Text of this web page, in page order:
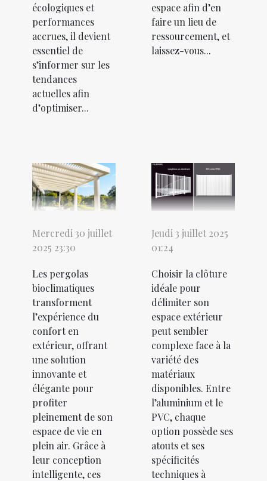
écologiques et
performances
accrues, il devient
essentiel de
s’informer sur les
tendances
actuelles afin
d’optimiser...
espace afin d’en
faire un lieu de
ressourcement, et
laissez-vous...
Mercredi 30 juillet
2025 23:30
Les pergolas
bioclimatiques
transforment
l’expérience du
confort en
extérieur, offrant
une solution
innovante et
élégante pour
profiter
pleinement de son
espace de vie en
plein air. Grâce à
leur conception
intelligente, ces
Jeudi 3 juillet 2025
01:24
Choisir la clôture
idéale pour
délimiter son
espace extérieur
peut sembler
complexe face à la
variété des
matériaux
disponibles. Entre
l’aluminium et le
PVC, chaque
option possède ses
atouts et ses
spécificités
techniques à